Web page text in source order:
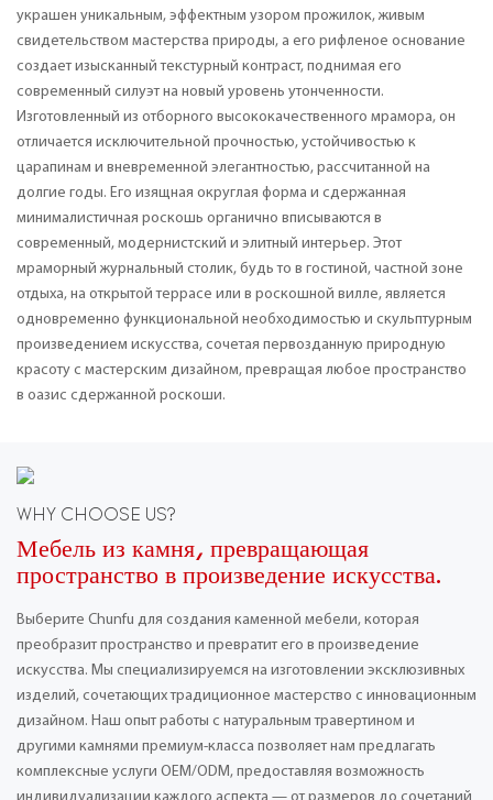
украшен уникальным, эффектным узором прожилок, живым
свидетельством мастерства природы, а его рифленое основание
создает изысканный текстурный контраст, поднимая его
современный силуэт на новый уровень утонченности.
Изготовленный из отборного высококачественного мрамора, он
отличается исключительной прочностью, устойчивостью к
царапинам и вневременной элегантностью, рассчитанной на
долгие годы. Его изящная округлая форма и сдержанная
минималистичная роскошь органично вписываются в
современный, модернистский и элитный интерьер. Этот
мраморный журнальный столик, будь то в гостиной, частной зоне
отдыха, на открытой террасе или в роскошной вилле, является
одновременно функциональной необходимостью и скульптурным
произведением искусства, сочетая первозданную природную
красоту с мастерским дизайном, превращая любое пространство
в оазис сдержанной роскоши.
WHY CHOOSE US?
Мебель из камня, превращающая
пространство в произведение искусства.
Выберите Chunfu для создания каменной мебели, которая
преобразит пространство и превратит его в произведение
искусства. Мы специализируемся на изготовлении эксклюзивных
изделий, сочетающих традиционное мастерство с инновационным
дизайном. Наш опыт работы с натуральным травертином и
другими камнями премиум-класса позволяет нам предлагать
комплексные услуги OEM/ODM, предоставляя возможность